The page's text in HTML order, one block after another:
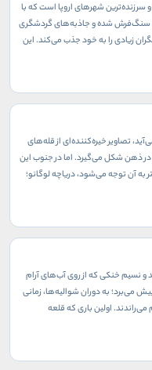
سرزنده‌ترین شهرهای اروپا است که با
سنگ‌فرش شده و جاذبه‌های گردشگری
زیادی را به خود جذب می‌کند. این
و قدیمی در کنار طبیعتی دوست داشتنی را
تصاویر خیره‌کننده‌ای از قله‌های
در ذهن شکل می‌گیرد. اما در جنوب این
به آن توجه می‌شود، دریاچه لوگانو؛
در اینجا می‌خواهیم به شما
استثنایی برای تجربه‌ای
و نسیم خنکی که از روی آب‌های آرام
می‌برد؛ به دوران شوالیه‌ها، زمانی
اولین باری که قلعه
خستگی‌ناپذیر که قرن‌هاست بر
تاریخ و روزگارانی پر از رمز و راز.